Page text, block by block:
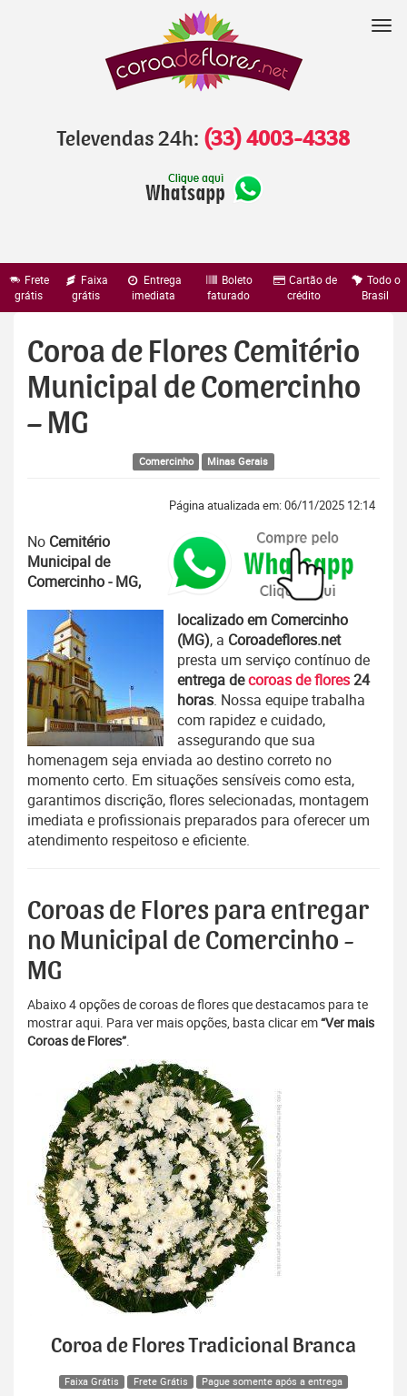
Televendas 24h: (33) 4003-4338
Frete
grátis
Faixa
grátis
Entrega
imediata
Boleto
faturado
Cartão de
crédito
Todo o
Brasil
Coroa de Flores Cemitério
Municipal de Comercinho
– MG
Comercinho Minas Gerais
Página atualizada em: 06/11/2025 12:14
No Cemitério
Municipal de
Comercinho - MG,
localizado em Comercinho
(MG), a Coroadeflores.net
presta um serviço contínuo de
entrega decoroas de flores24
horas. Nossa equipe trabalha
com rapidez e cuidado,
assegurando que sua
homenagem seja enviada ao destino correto no
momento certo. Em situações sensíveis como esta,
garantimos discrição, flores selecionadas, montagem
imediata e profissionais preparados para oferecer um
atendimento respeitoso e eficiente.
Coroas de Flores para entregar
no Municipal de Comercinho -
MG
Abaixo 4 opções de coroas de flores que destacamos para te
mostrar aqui. Para ver mais opções, basta clicar em“Ver mais
Coroas de Flores”.
Coroa de Flores Tradicional Branca
Faixa Grátis Frete Grátis Pague somente após a entrega